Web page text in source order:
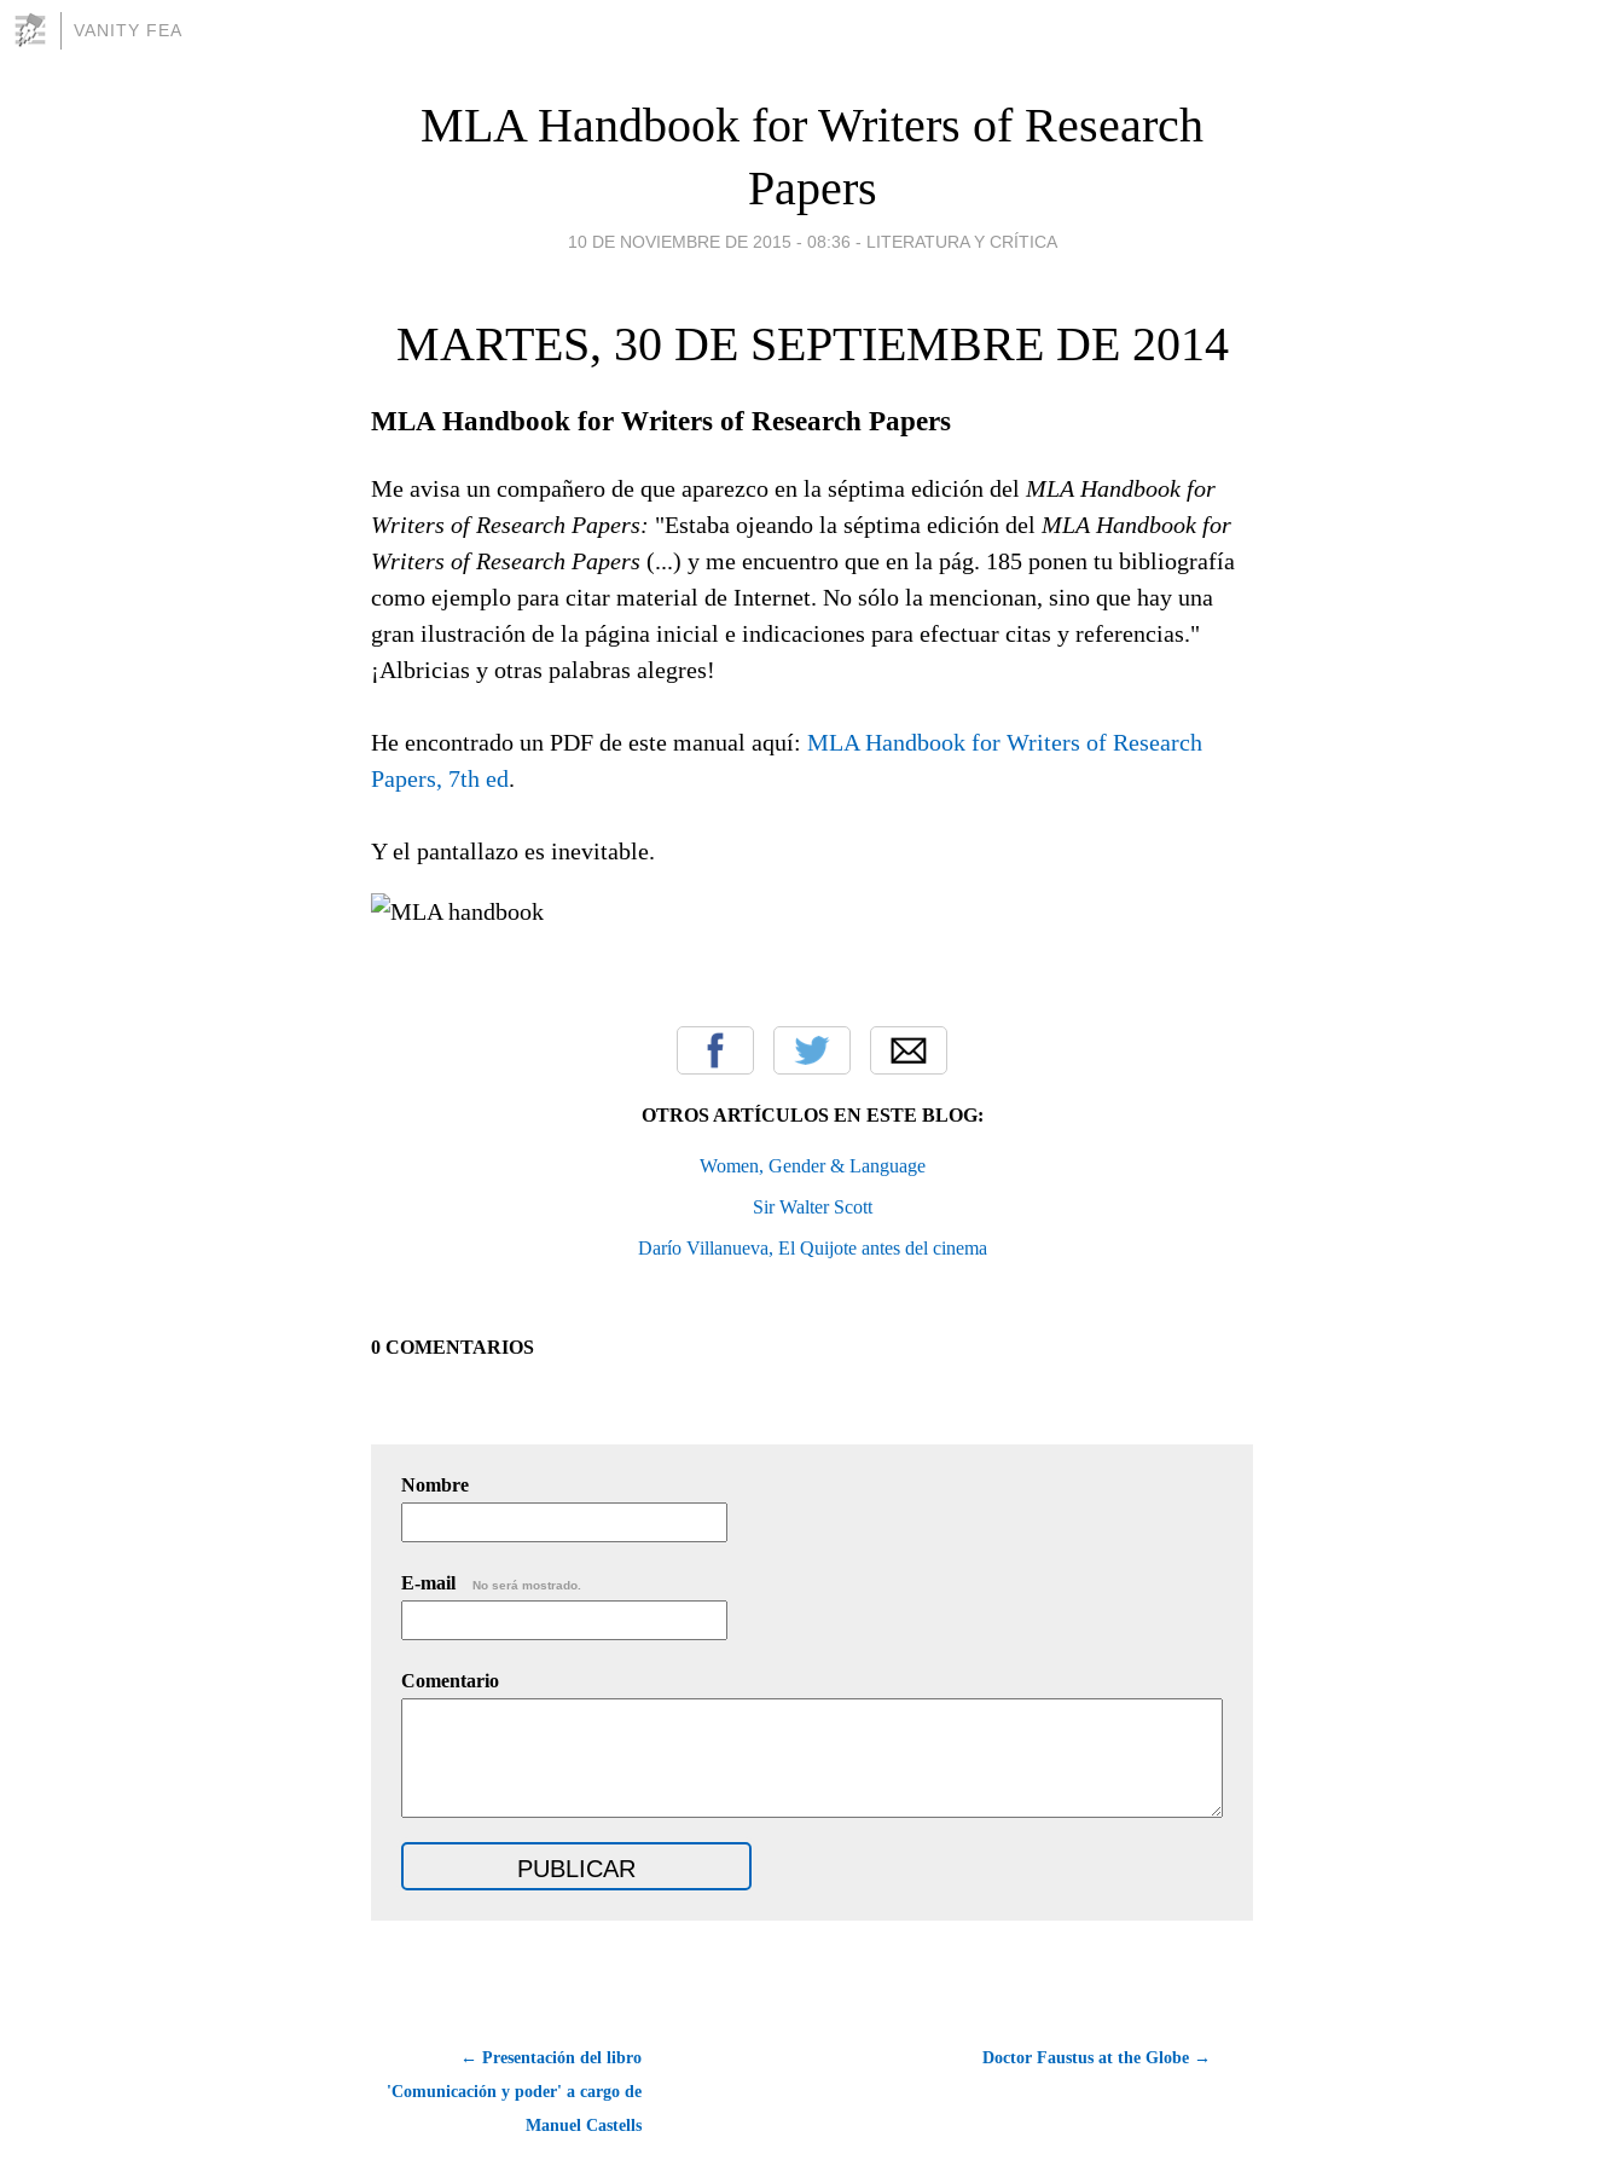
VANITY FEA
MLA Handbook for Writers of Research
Papers
10 DE NOVIEMBRE DE 2015 - 08:36 - LITERATURA Y CRÍTICA
MARTES, 30 DE SEPTIEMBRE DE 2014
MLA Handbook for Writers of Research Papers
Me avisa un compañero de que aparezco en la séptima edición del MLA Handbook for
Writers of Research Papers: "Estaba ojeando la séptima edición del MLA Handbook for
Writers of Research Papers (...) y me encuentro que en la pág. 185 ponen tu bibliografía
como ejemplo para citar material de Internet. No sólo la mencionan, sino que hay una
gran ilustración de la página inicial e indicaciones para efectuar citas y referencias."
¡Albricias y otras palabras alegres!
He encontrado un PDF de este manual aquí: MLA Handbook for Writers of Research
Papers, 7th ed.
Y el pantallazo es inevitable.
OTROS ARTÍCULOS EN ESTE BLOG:
Women, Gender & Language
Sir Walter Scott
Darío Villanueva, El Quijote antes del cinema
0 COMENTARIOS
Nombre
E-mail No será mostrado.
Comentario
← Presentación del libro
'Comunicación y poder' a cargo de
Manuel Castells
Doctor Faustus at the Globe →